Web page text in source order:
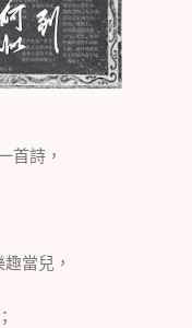
首詩，
當兒，